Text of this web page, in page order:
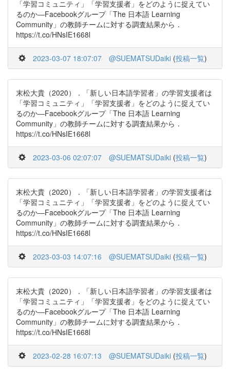
「学習コミュニティ」「学習支援者」をどのように捉えてい
るのか―Facebookグループ「The 日本語 Learning
Community」の教師チームに対する調査結果から．
https://t.co/HNsIE1668l
2023-03-07 18:07:07 @SUEMATSUDaiki (投稿一覧)
末松大貴（2020）．「新しい日本語学習者」の学習支援者は
「学習コミュニティ」「学習支援者」をどのように捉えてい
るのか―Facebookグループ「The 日本語 Learning
Community」の教師チームに対する調査結果から．
https://t.co/HNsIE1668l
2023-03-06 02:07:07 @SUEMATSUDaiki (投稿一覧)
末松大貴（2020）．「新しい日本語学習者」の学習支援者は
「学習コミュニティ」「学習支援者」をどのように捉えてい
るのか―Facebookグループ「The 日本語 Learning
Community」の教師チームに対する調査結果から．
https://t.co/HNsIE1668l
2023-03-03 14:07:16 @SUEMATSUDaiki (投稿一覧)
末松大貴（2020）．「新しい日本語学習者」の学習支援者は
「学習コミュニティ」「学習支援者」をどのように捉えてい
るのか―Facebookグループ「The 日本語 Learning
Community」の教師チームに対する調査結果から．
https://t.co/HNsIE1668l
2023-02-28 16:07:13 @SUEMATSUDaiki (投稿一覧)